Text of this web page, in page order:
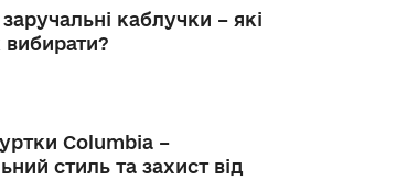
заручальні каблучки – які
вибирати?
Columbia –
стиль та захист від